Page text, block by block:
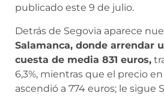
publicado este 9 de julio.
Detrás de Segovia aparece
Salamanca, donde arrendar
cuesta de media 831 euros,
6,3%, mientras que el precio
ascendió a 774 euros; le sigue